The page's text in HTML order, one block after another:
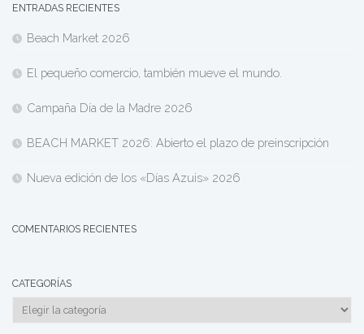
ENTRADAS RECIENTES
Beach Market 2026
El pequeño comercio, también mueve el mundo.
Campaña Día de la Madre 2026
BEACH MARKET 2026: Abierto el plazo de preinscripción
Nueva edición de los «Días Azuis» 2026
COMENTARIOS RECIENTES
CATEGORÍAS
Categorías